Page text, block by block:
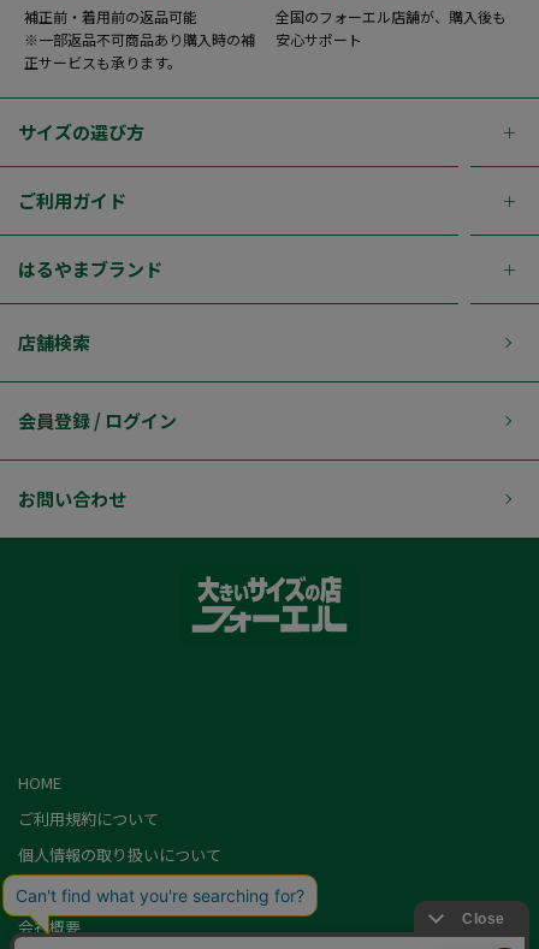
補正前・着用前の返品可能
※一部返品不可商品あり購入時の補
正サービスも承ります。
全国のフォーエル店舗が、購入後も
安心サポート
サイズの選び方
ご利用ガイド
はるやまブランド
店舗検索
会員登録 / ログイン
お問い合わせ
HOME
ご利用規約について
個人情報の取り扱いについて
特定商取引に基づく表記
会社概要